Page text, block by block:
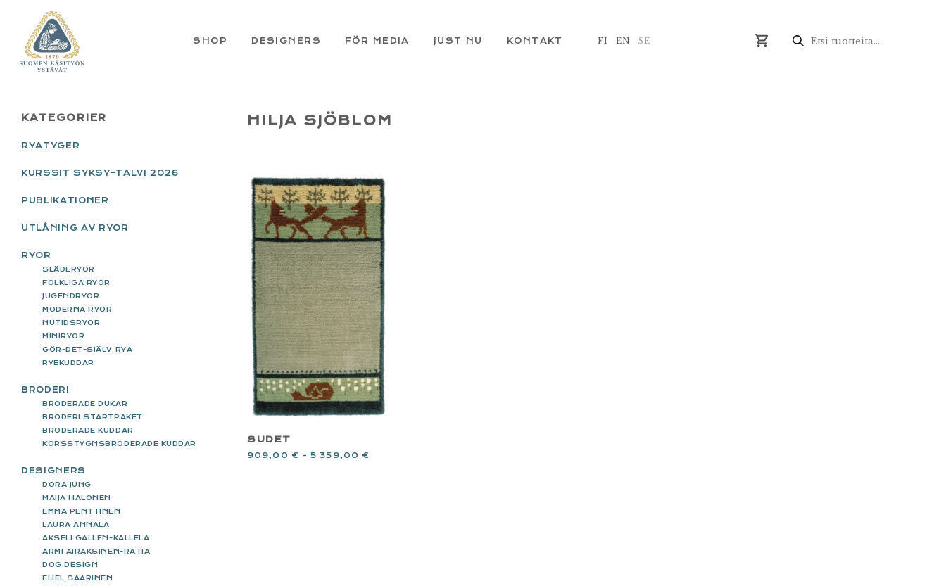
primary
navigation
content
primary
sidebar
footer
SHOP DESIGNERS FÖR MEDIA JUST NU KONTAKT FI EN SE
HILJA SJÖBLOM
SUDET
909,00 € –5 359,00 €
PRIMARY
SIDEBAR
KATEGORIER
RYATYGER
KURSSIT SYKSY-TALVI 2026
PUBLIKATIONER
UTLÅNING AV RYOR
RYOR
SLÄDERYOR
FOLKLIGA RYOR
JUGENDRYOR
MODERNA RYOR
NUTIDSRYOR
MINIRYOR
GÖR-DET-SJÄLV RYA
RYEKUDDAR
BRODERI
BRODERADE DUKAR
BRODERI STARTPAKET
BRODERADE KUDDAR
KORSSTYGNSBRODERADE KUDDAR
DESIGNERS
DORA JUNG
MAIJA HALONEN
EMMA PENTTINEN
LAURA ANNALA
AKSELI GALLEN-KALLELA
ARMI AIRAKSINEN-RATIA
DOG DESIGN
ELIEL SAARINEN